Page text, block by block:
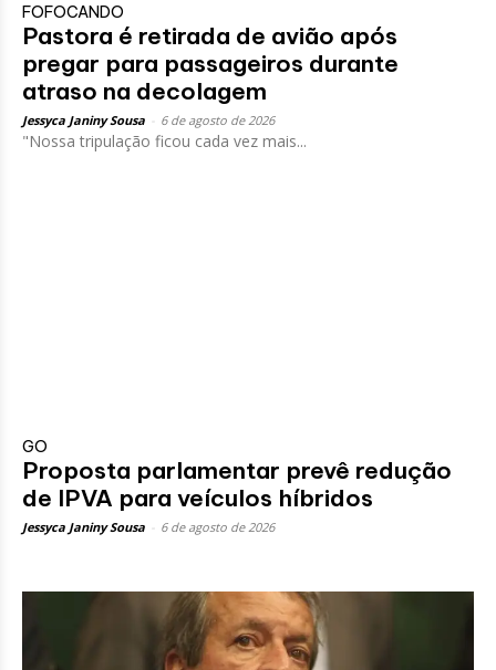
FOFOCANDO
Pastora é retirada de avião após
pregar para passageiros durante
atraso na decolagem
Jessyca Janiny Sousa 6 de agosto de 2026
"Nossa tripulação ficou cada vez mais...
GO
Proposta parlamentar prevê redução
de IPVA para veículos híbridos
Jessyca Janiny Sousa 6 de agosto de 2026